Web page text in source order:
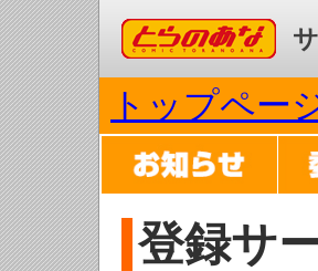
コミックとらのあな
トップペー
登録サ